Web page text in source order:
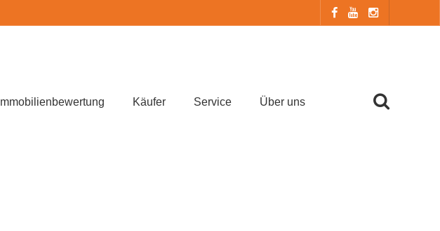
Immobilienbewertung Käufer Service Über uns